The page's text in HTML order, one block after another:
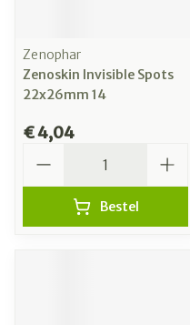
Zenophar
Zenoskin Invisible Spots
22x26mm 14
€ 4,04
Bestel